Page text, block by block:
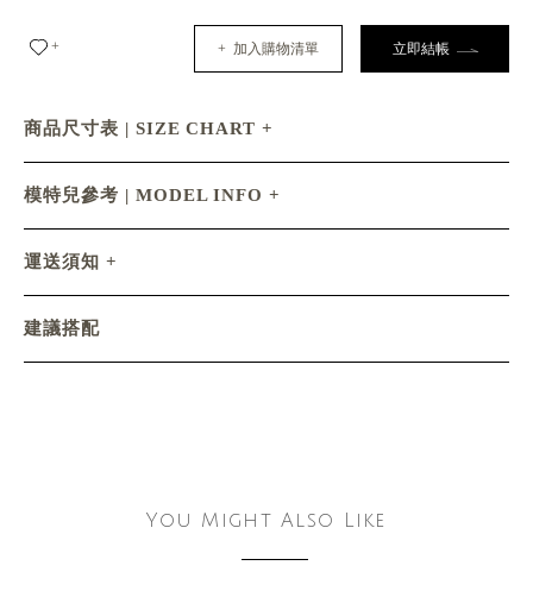
+ + 加入購物清單 立即結帳
商品尺寸表 | SIZE CHART
模特兒參考 | MODEL INFO
運送須知
建議搭配
You Might Also Like